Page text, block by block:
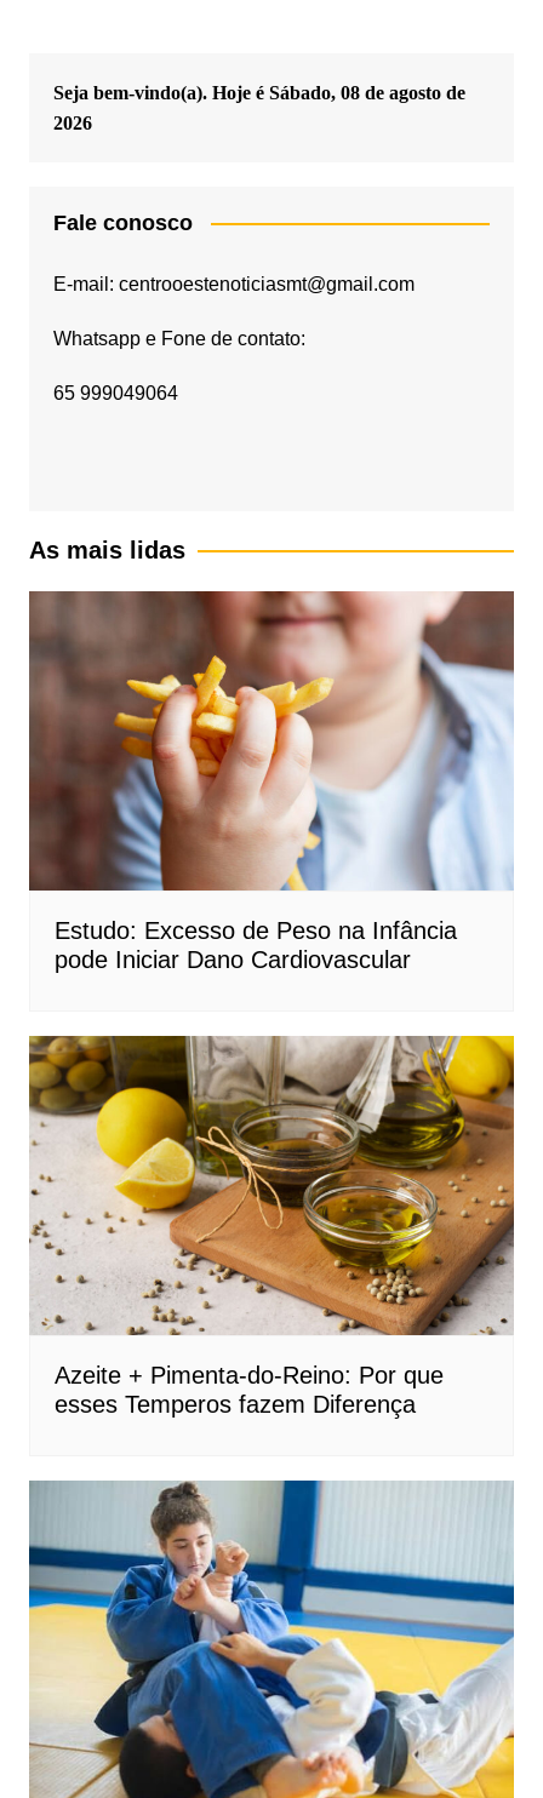
Seja bem-vindo(a). Hoje é Sábado, 08 de agosto de
2026
Fale conosco
E-mail: centrooestenoticiasmt@gmail.com
Whatsapp e Fone de contato:
65 999049064
As mais lidas
Estudo: Excesso de Peso na Infância
pode Iniciar Dano Cardiovascular
Azeite + Pimenta-do-Reino: Por que
esses Temperos fazem Diferença